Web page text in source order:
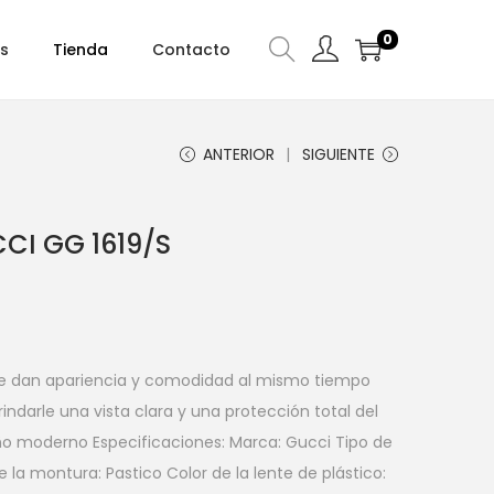
Tienda Contacto 0
ANTERIOR SIGUIENTE
GG 1619/S
dan apariencia y comodidad al mismo tiempo
una vista clara y una protección total del
moderno Especificaciones: Marca: Gucci Tipo de
la montura: Pastico Color de la lente de plástico: